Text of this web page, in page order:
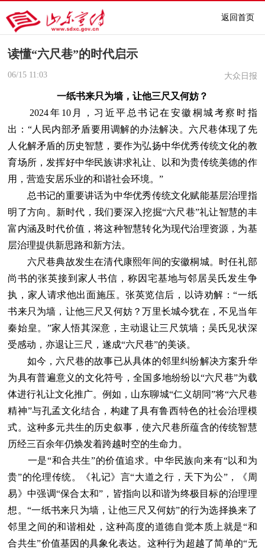
返回首页
读懂“六尺巷”的时代启示
06/15 11:03 大众日报
一纸书来只为墙，让他三尺又何妨？
2024年10月，习近平总书记在安徽桐城考察时指
出：“人民内部矛盾要用调解的办法解决。六尺巷体现了先
人化解矛盾的历史智慧，要作为弘扬中华优秀传统文化的教
育场所，发挥好中华民族讲求礼让、以和为贵传统美德的作
用，营造安居乐业的和谐社会环境。”
总书记的重要讲话为中华优秀传统文化赋能基层治理指
明了方向。新时代，我们要深入挖掘“六尺巷”礼让智慧的丰
富内涵及时代价值，将这种智慧转化为现代治理资源，为基
层治理提供新思路和新方法。
六尺巷典故发生在清代康熙年间的安徽桐城。时任礼部
尚书的张英接到家人书信，称因宅基地与邻居吴氏发生争
执，家人请求他出面施压。张英览信后，以诗劝解：“一纸
书来只为墙，让他三尺又何妨？万里长城今犹在，不见当年
秦始皇。”家人悟其深意，主动退让三尺筑墙；吴氏见状深
受感动，亦退让三尺，遂成“六尺巷”的美谈。
如今，六尺巷的故事已从具体的邻里纠纷解决方案升华
为具有普遍意义的文化符号，全国多地纷纷以“六尺巷”为载
体进行礼让文化推广。例如，山东聊城“仁义胡同”将“六尺巷
精神”与孔孟文化结合，构建了具有鲁西特色的社会治理模
式。这种多元共生的历史叙事，使六尺巷所蕴含的传统智慧
历经三百余年仍焕发着跨越时空的生命力。
一是“和合共生”的价值追求。中华民族向来有“以和为
贵”的伦理传统。《礼记》言“大道之行，天下为公”，《周
易》中强调“保合太和”，皆指向以和谐为终极目标的治理理
想。“一纸书来只为墙，让他三尺又何妨”的行为选择换来了
邻里之间的和谐相处，这种高度的道德自觉本质上就是“和
合共生”价值基因的具象化表达。这种行为超越了简单的“无